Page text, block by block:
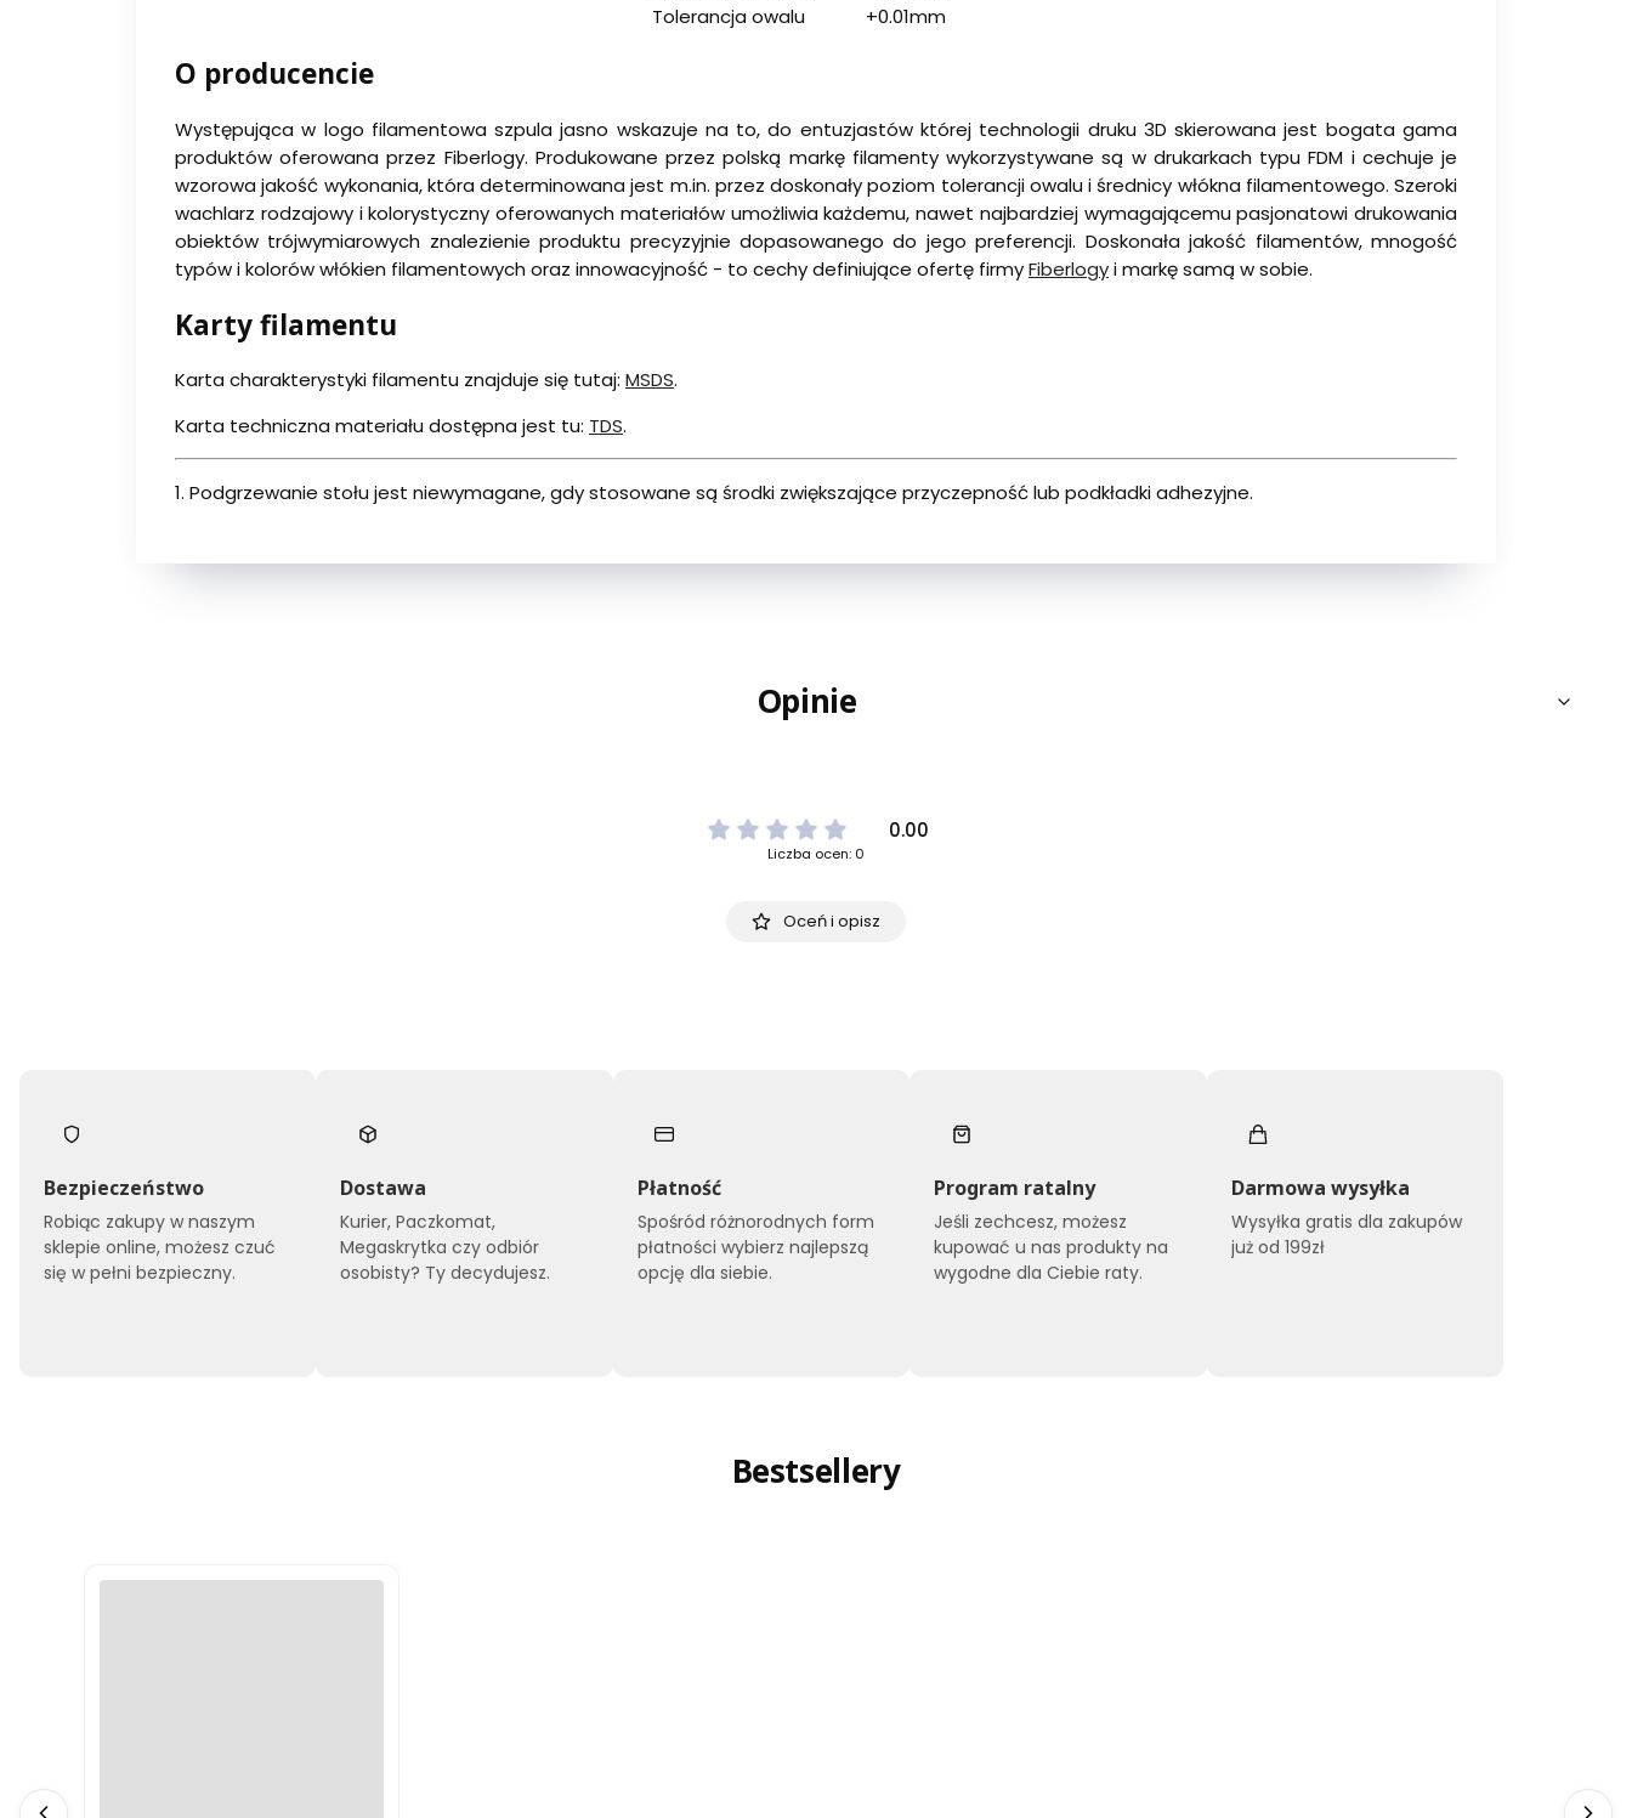
Tolerancja owalu
+0.01mm
O producencie
Występująca w logo filamentowa szpula jasno wskazuje na to, do entuzjastów której technologii druku 3D skierowana jest bogata gama
produktów oferowana przez Fiberlogy. Produkowane przez polską markę filamenty wykorzystywane są w drukarkach typu FDM i cechuje je
wzorowa jakość wykonania, która determinowana jest m.in. przez doskonały poziom tolerancji owalu i średnicy włókna filamentowego. Szeroki
wachlarz rodzajowy i kolorystyczny oferowanych materiałów umożliwia każdemu, nawet najbardziej wymagającemu pasjonatowi drukowania
obiektów trójwymiarowych znalezienie produktu precyzyjnie dopasowanego do jego preferencji. Doskonała jakość filamentów, mnogość
typów i kolorów włókien filamentowych oraz innowacyjność - to cechy definiujące ofertę firmyFiberlogyi markę samą w sobie.
Karty filamentu
Karta charakterystyki filamentu znajduje się tutaj: MSDS.
Karta techniczna materiału dostępna jest tu: TDS.
1. Podgrzewanie stołu jest niewymagane, gdy stosowane są środki zwiększające przyczepność lub podkładki adhezyjne.
Opinie
0.00
Liczba ocen: 0
Oceń i opisz
Bezpieczeństwo
Robiąc zakupy w naszym
sklepie online, możesz czuć
się w pełni bezpieczny.
Dostawa
Kurier, Paczkomat,
Megaskrytka czy odbiór
osobisty? Ty decydujesz.
Płatność
Spośród różnorodnych form
płatności wybierz najlepszą
opcję dla siebie.
Program ratalny
Jeśli zechcesz, możesz
kupować u nas produkty na
wygodne dla Ciebie raty.
Darmowa wysyłka
Wysyłka gratis dla zakupów
już od 199zł
Bestsellery